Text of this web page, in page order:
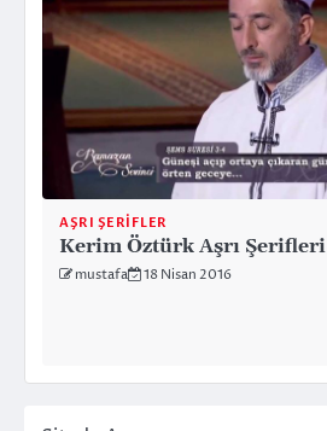
AŞRI ŞERIFLER
Kerim Öztürk Aşrı Şerifleri
mustafa 18 Nisan 2016